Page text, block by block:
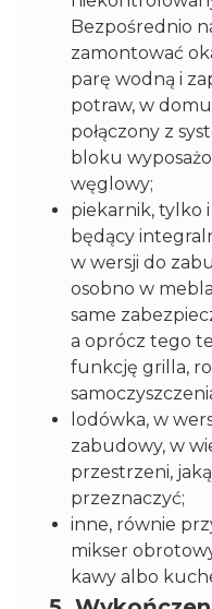
Bezpośrednio
zamontować
parę wodną i
potraw, w
połączony z
bloku
węglowy;
piekarnik, tylko
będący
w wersji do
osobno w
same
a oprócz tego
funkcję grilla,
lodówka, w
zabudowy, w
przestrzeni,
przeznaczyć;
inne, równie
mikser
kawy albo